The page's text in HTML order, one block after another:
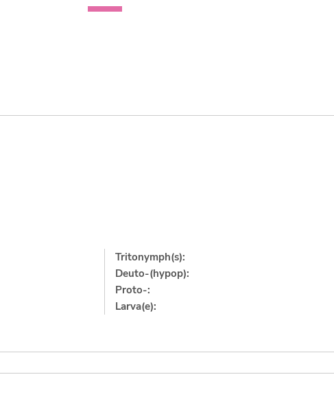
Tritonymph(s):
Deuto-(hypop):
Proto-:
Larva(e):